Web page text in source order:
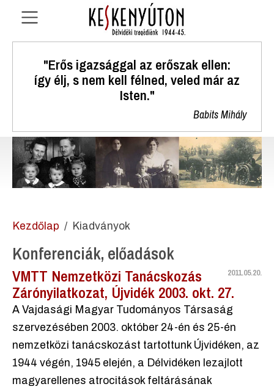
"Erős igazsággal az erőszak ellen:
így élj, s nem kell félned, veled már az
Isten."
Babits Mihály
Kezdőlap Kiadványok
Konferenciák, előadások
2011.05.20.
VMTT Nemzetközi Tanácskozás
Zárónyilatkozat, Újvidék 2003. okt. 27.
A Vajdasági Magyar Tudományos Társaság
szervezésében 2003. október 24-én és 25-én
nemzetközi tanácskozást tartottunk Újvidéken, az
1944 végén, 1945 elején, a Délvidéken lezajlott
magyarellenes atrocitások feltárásának